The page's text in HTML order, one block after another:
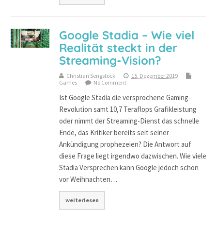
Google Stadia – Wie viel
Realität steckt in der
Streaming-Vision?
Christian Sengstock
15. Dezember 2019
Games
No Comment
Ist Google Stadia die versprochene Gaming-
Revolution samt 10,7 Teraflops Grafikleistung
oder nimmt der Streaming-Dienst das schnelle
Ende, das Kritiker bereits seit seiner
Ankündigung prophezeien? Die Antwort auf
diese Frage liegt irgendwo dazwischen. Wie viele
Stadia Versprechen kann Google jedoch schon
vor Weihnachten…
weiterlesen